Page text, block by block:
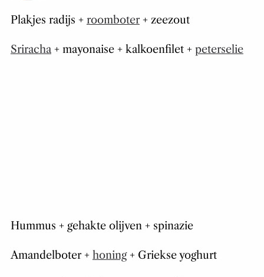
Plakjes radijs + roomboter+ zeezout
Sriracha+ mayonaise + kalkoenfilet + peterselie
Hummus + gehakte olijven + spinazie
Amandelboter + honing+ Griekse yoghurt